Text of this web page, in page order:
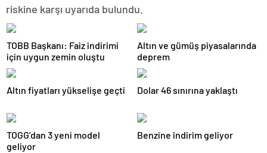
riskine karşı uyarıda bulundu.
TOBB Başkanı: Faiz indirimi
için uygun zemin oluştu
Altın ve gümüş piyasalarında
deprem
Altın fiyatları yükselişe geçti Dolar 46 sınırına yaklaştı
TOGG’dan 3 yeni model
geliyor
Benzine indirim geliyor